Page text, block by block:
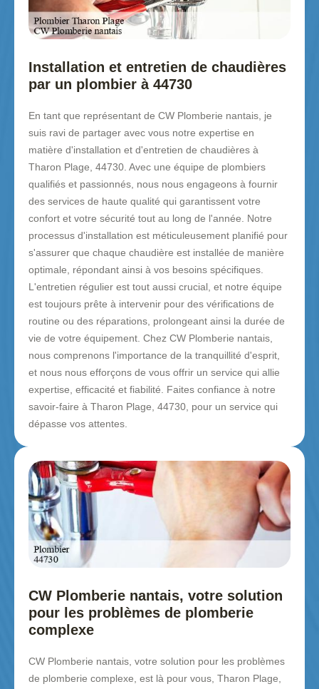
Installation et entretien de chaudières
par un plombier à 44730
En tant que représentant de CW Plomberie nantais, je
suis ravi de partager avec vous notre expertise en
matière d'installation et d'entretien de chaudières à
Tharon Plage, 44730. Avec une équipe de plombiers
qualifiés et passionnés, nous nous engageons à fournir
des services de haute qualité qui garantissent votre
confort et votre sécurité tout au long de l'année. Notre
processus d'installation est méticuleusement planifié pour
s'assurer que chaque chaudière est installée de manière
optimale, répondant ainsi à vos besoins spécifiques.
L'entretien régulier est tout aussi crucial, et notre équipe
est toujours prête à intervenir pour des vérifications de
routine ou des réparations, prolongeant ainsi la durée de
vie de votre équipement. Chez CW Plomberie nantais,
nous comprenons l'importance de la tranquillité d'esprit,
et nous nous efforçons de vous offrir un service qui allie
expertise, efficacité et fiabilité. Faites confiance à notre
savoir-faire à Tharon Plage, 44730, pour un service qui
dépasse vos attentes.
CW Plomberie nantais, votre solution
pour les problèmes de plomberie
complexe
CW Plomberie nantais, votre solution pour les problèmes
de plomberie complexe, est là pour vous, Tharon Plage,